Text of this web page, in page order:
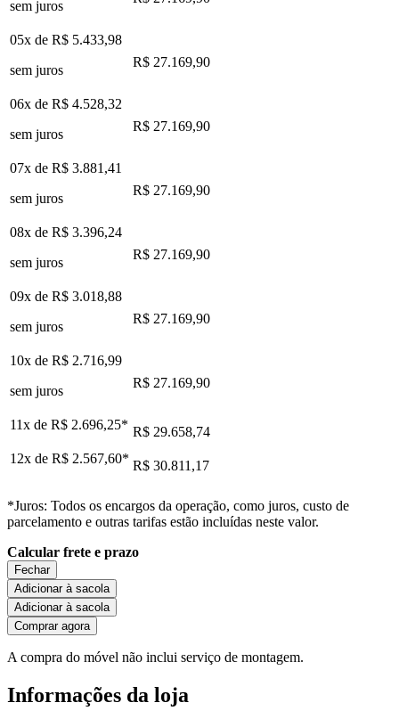
sem juros
05x de R$ 5.433,98
sem juros
R$ 27.169,90
06x de R$ 4.528,32
sem juros
R$ 27.169,90
07x de R$ 3.881,41
sem juros
R$ 27.169,90
08x de R$ 3.396,24
sem juros
R$ 27.169,90
09x de R$ 3.018,88
sem juros
R$ 27.169,90
10x de R$ 2.716,99
sem juros
R$ 27.169,90
11x de R$ 2.696,25* R$ 29.658,74
12x de R$ 2.567,60* R$ 30.811,17
*Juros: Todos os encargos da operação, como juros, custo de
parcelamento e outras tarifas estão incluídas neste valor.
Calcular frete e prazo
Fechar
Adicionar à sacola
Adicionar à sacola
Comprar agora
A compra do móvel não inclui serviço de montagem.
Informações da loja